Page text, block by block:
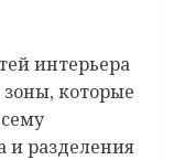
интерьера
которые
и разделения